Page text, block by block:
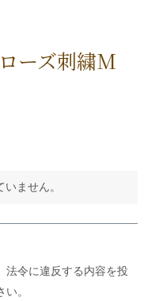
ーズ刺繍M
ません。
法令に違反する内容を投
。